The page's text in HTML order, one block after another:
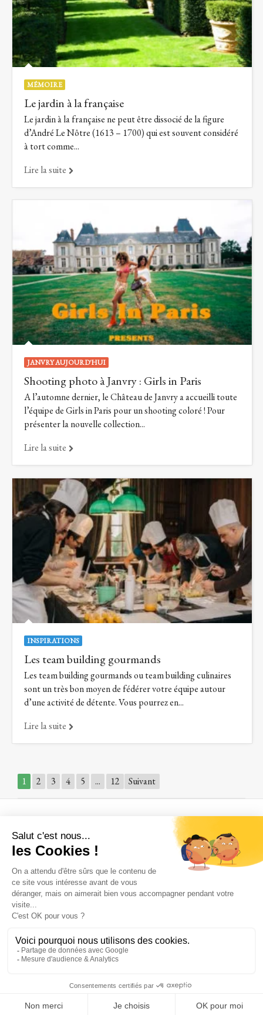
MÉMOIRE
Le jardin à la française
Le jardin à la française ne peut être dissocié de la figure
d’André Le Nôtre (1613 – 1700) qui est souvent considéré
à tort comme...
Lire la suite
JANVRY AUJOURD'HUI
Shooting photo à Janvry : Girls in Paris
A l’automne dernier, le Château de Janvry a accueilli toute
l’équipe de Girls in Paris pour un shooting coloré ! Pour
présenter la nouvelle collection...
Lire la suite
INSPIRATIONS
Les team building gourmands
Les team building gourmands ou team building culinaires
sont un très bon moyen de fédérer votre équipe autour
d’une activité de détente. Vous pourrez en...
Lire la suite
1 2 3 4 5 ... 12 Suivant
Qui sommes nous ?
Une histoire de famille
Où sommes nous ?
Comment venir à Janvry
Nous contacter
Par téléphone :
Par email :contact@chateaudejanvry.com
Top